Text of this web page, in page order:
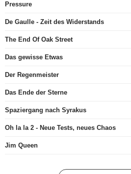
Pressure
De Gaulle - Zeit des Widerstands
The End Of Oak Street
Das gewisse Etwas
Der Regenmeister
Das Ende der Sterne
Spaziergang nach Syrakus
Oh la la 2 - Neue Tests, neues Chaos
Jim Queen